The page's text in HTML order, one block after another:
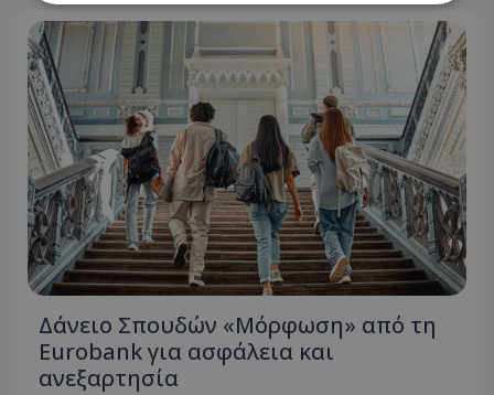
Δάνειο Σπουδών «Μόρφωση» από τη
Eurobank για ασφάλεια και
ανεξαρτησία
Απολύτως απαραίτητα
Απόδοσης
Στόχευσης
Λειτουργικότητας
Μη ταξινομημένα
Τα απολύτως απαραίτητα cookies επιτρέπουν
βασικές λειτουργίες του ιστότοπου, όπως τη
σύνδεση χρήστη και τη διαχείριση λογαριασμού.
Ο ιστότοπος δεν μπορεί να χρησιμοποιηθεί σωστά
χωρίς τα απολύτως απαραίτητα cookies.
Ονοματεπώνυμο
Προμηθευτής/Πεδίο
usprivacy
.lifenewscy.tothemaonline.com